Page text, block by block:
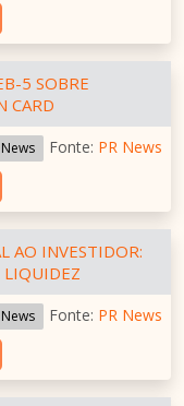
5 SOBRE
CARD
Fonte: PR News
AO INVESTIDOR:
LIQUIDEZ
Fonte: PR News